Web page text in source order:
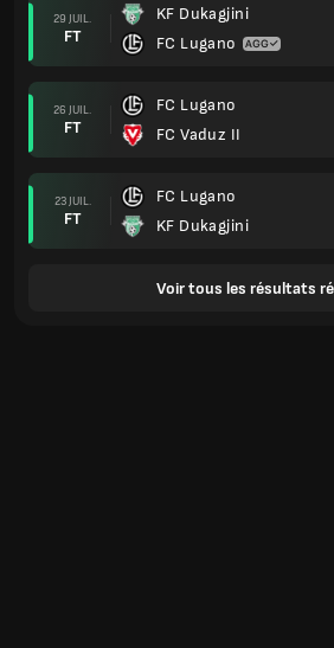
29 JUIL.
FT
KF Dukagjini
FC Lugano
26 JUIL.
FT
FC Lugano
FC Vaduz II
23 JUIL.
FT
FC Lugano
KF Dukagjini
Voir tous les résultats